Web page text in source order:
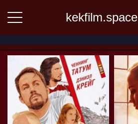
kekfilm.space